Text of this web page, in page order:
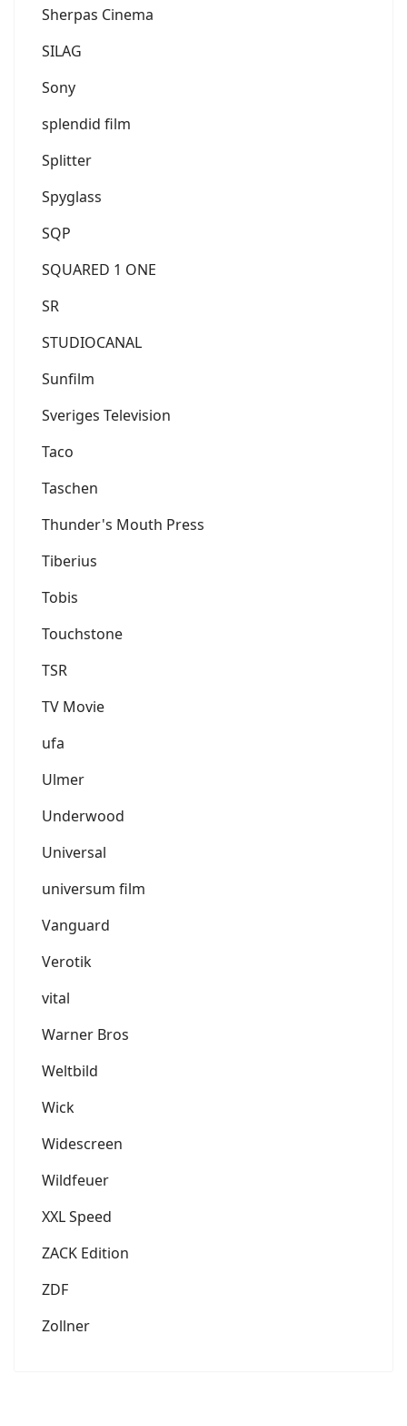
Sherpas Cinema
SILAG
Sony
splendid film
Splitter
Spyglass
SQP
SQUARED 1 ONE
SR
STUDIOCANAL
Sunfilm
Sveriges Television
Taco
Taschen
Thunder's Mouth Press
Tiberius
Tobis
Touchstone
TSR
TV Movie
ufa
Ulmer
Underwood
Universal
universum film
Vanguard
Verotik
vital
Warner Bros
Weltbild
Wick
Widescreen
Wildfeuer
XXL Speed
ZACK Edition
ZDF
Zollner